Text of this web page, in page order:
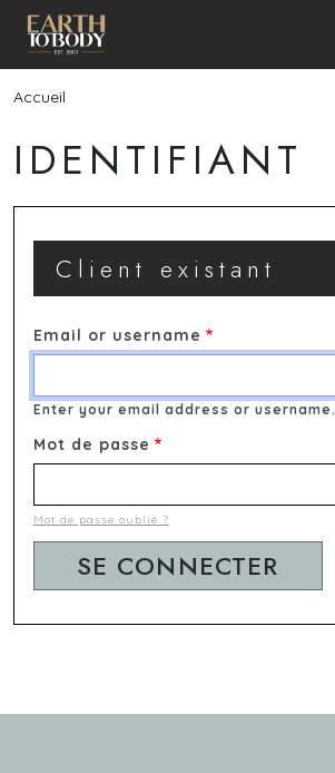
Aller au contenu principal
Fil d'Ariane
Accueil
IDENTIFIANT
Client existant
Email or username
Enter your email address or username.
Mot de passe
Mot de passe oublié ?